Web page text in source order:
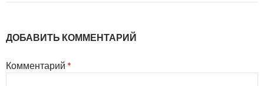
ДОБАВИТЬ КОММЕНТАРИЙ
Комментарий *